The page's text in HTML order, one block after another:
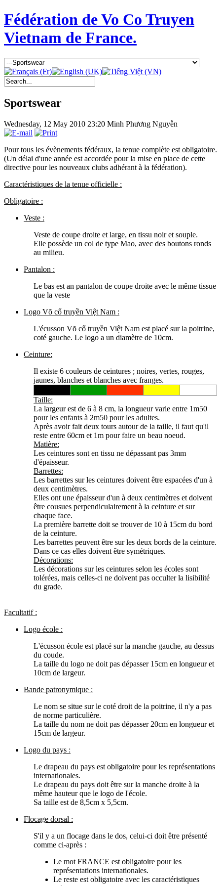
Fédération de Vo Co Truyen
Vietnam de France.
Sportswear
Wednesday, 12 May 2010 23:20 Minh Phương Nguyễn
Pour tous les évènements fédéraux, la tenue complète est obligatoire.
(Un délai d'une année est accordée pour la mise en place de cette
directive pour les nouveaux clubs adhérant à la fédération).
Caractéristiques de la tenue officielle :
Obligatoire :
Veste :
Veste de coupe droite et large, en tissu noir et souple.
Elle possède un col de type Mao, avec des boutons ronds
au milieu.
Pantalon :
Le bas est an pantalon de coupe droite avec le même tissue
que la veste
Logo Võ cổ truyền Việt Nam :
L'écusson Võ cổ truyền Việt Nam est placé sur la poitrine,
coté gauche. Le logo a un diamètre de 10cm.
Ceinture:
Il existe 6 couleurs de ceintures ; noires, vertes, rouges,
jaunes, blanches et blanches avec franges.
Taille:
La largeur est de 6 à 8 cm, la longueur varie entre 1m50
pour les enfants à 2m50 pour les adultes.
Après avoir fait deux tours autour de la taille, il faut qu'il
reste entre 60cm et 1m pour faire un beau noeud.
Matière:
Les ceintures sont en tissu ne dépassant pas 3mm
d'épaisseur.
Barrettes:
Les barrettes sur les ceintures doivent être espacées d'un à
deux centimètres.
Elles ont une épaisseur d'un à deux centimètres et doivent
être cousues perpendiculairement à la ceinture et sur
chaque face.
La première barrette doit se trouver de 10 à 15cm du bord
de la ceinture.
Les barrettes peuvent être sur les deux bords de la ceinture.
Dans ce cas elles doivent être symétriques.
Décorations:
Les décorations sur les ceintures selon les écoles sont
tolérées, mais celles-ci ne doivent pas occulter la lisibilité
du grade.
Facultatif :
Logo école :
L'écusson école est placé sur la manche gauche, au dessus
du coude.
La taille du logo ne doit pas dépasser 15cm en longueur et
10cm de largeur.
Bande patronymique :
Le nom se situe sur le coté droit de la poitrine, il n'y a pas
de norme particulière.
La taille du nom ne doit pas dépasser 20cm en longueur et
15cm de largeur.
Logo du pays :
Le drapeau du pays est obligatoire pour les représentations
internationales.
Le drapeau du pays doit être sur la manche droite à la
même hauteur que le logo de l'école.
Sa taille est de 8,5cm x 5,5cm.
Flocage dorsal :
S'il y a un flocage dans le dos, celui-ci doit être présenté
comme ci-après :
Le mot FRANCE est obligatoire pour les
représentations internationales.
Le reste est obligatoire avec les caractéristiques